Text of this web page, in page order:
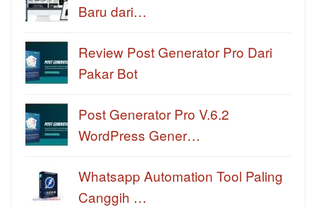
Baru dari…
Review Post Generator Pro Dari
Pakar Bot
Post Generator Pro V.6.2
WordPress Gener…
Whatsapp Automation Tool Paling
Canggih …